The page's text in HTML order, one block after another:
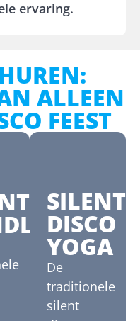
ervaring.
ALLEEN
FEEST
SILENT
DISCO
YOGA
De
traditionele
silent